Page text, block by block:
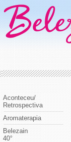
Aconteceu/
Retrospectiva
Aromaterapia
Belezain
40°